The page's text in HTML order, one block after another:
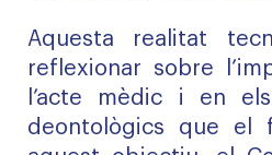
Aquesta realitat
reflexionar sobre
l’acte mèdic i en
deontològics que el